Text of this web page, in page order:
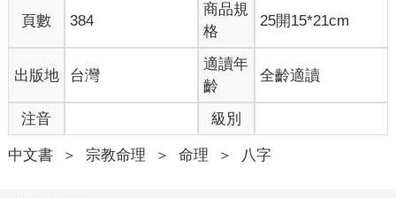
頁數 384
商品規
格
25開15*21cm
出版地 台灣
適讀年
齡
全齡適讀
注音 級別
中文書 ＞ 宗教命理 ＞ 命理 ＞ 八字